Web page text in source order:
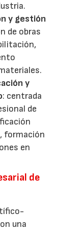
y gestión
de obras
y
: centrada
de
formación
en
de
una